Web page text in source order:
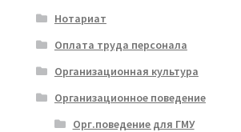
Нотариат
Оплата труда персонала
Организационная культура
Организационное поведение
Орг.поведение для ГМУ